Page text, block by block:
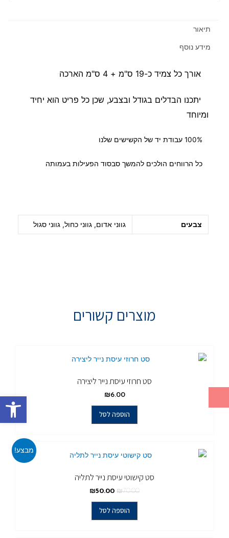
תיאור
מידע נוסף
אורך כל צמיד כ-19 ס"מ + 4 ס"מ הארכה
יתכנו הבדלים בגודל ובצבע, שכן כל פריט הוא יחיד
ומיוחד
כל הרווחים הולכים להמשך סבסוד הפעילות בעמותה
צבעים גווני אדום, גווני כחול, גווני סגול
מוצרים קשורים
סט חרוזי עיסת נייר ליצירה
₪6.00
הוספה לסל
מבצע!
סט קישוטי עיסת נייר לתליה
₪70.00
₪50.00
הוספה לסל
פתח